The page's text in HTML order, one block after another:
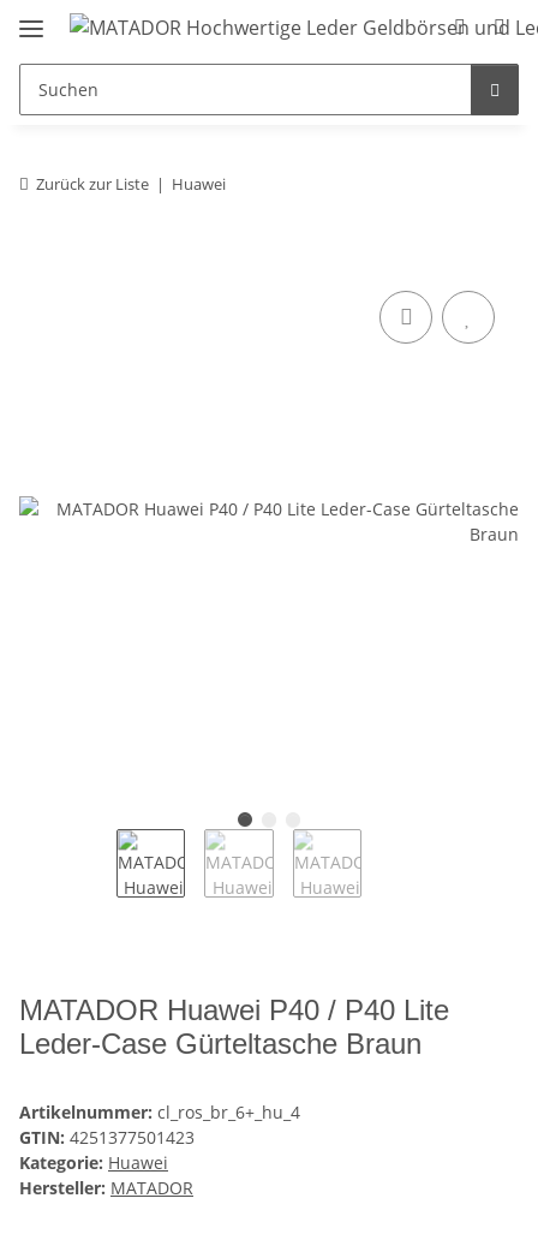
Zurück zur Liste Huawei
MATADOR Huawei P40 / P40 Lite
Leder-Case Gürteltasche Braun
Artikelnummer: cl_ros_br_6+_hu_4
GTIN: 4251377501423
Kategorie: Huawei
Hersteller: MATADOR